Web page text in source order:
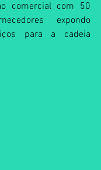
comercial com 50
expondo
para a cadeia